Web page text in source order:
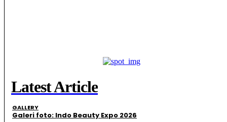
Latest Article
GALLERY
Galeri foto: Indo Beauty Expo 2026